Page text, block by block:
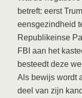
betreft: eerst
eensgezindheid
Republikeinse
FBI aan het
besteedt deze
Als bewijs wordt
deel van zijn